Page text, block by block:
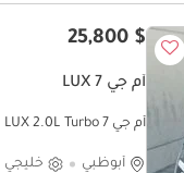
$ 25,800
أم جي 7 LUX
أم جي 7 LUX 2.0L Turbo
أبوظبي خليجي